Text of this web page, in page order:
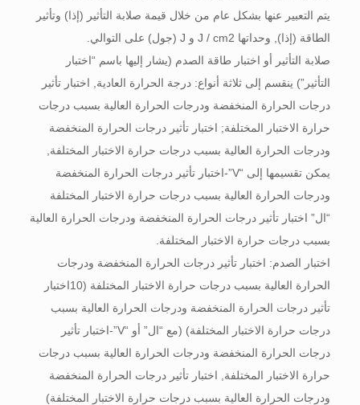
يتم التعبير عنها بشكل عام من خلال قيمة صلابة التأثير (إذا) وتأثير
الطاقة (إذا), وحداتها J / cm2 و J (جول) على التوالي.
صلابة التأثير أو اختبار طاقة الصدم (يشار إليها باسم “اختبار
التأثير”) ينقسم إلى ثلاثة أنواع: درجة الحرارة العادية, اختبار تأثير
درجات الحرارة المنخفضة ودرجات الحرارة العالية بسبب درجات
حرارة الاختبار المختلفة; اختبار تأثير درجات الحرارة المنخفضة
ودرجات الحرارة العالية بسبب درجات حرارة الاختبار المختلفة,
يمكن تقسيمها إلى “V”-اختبار تأثير درجات الحرارة المنخفضة
ودرجات الحرارة العالية بسبب درجات حرارة الاختبار المختلفة
“ال” اختبار تأثير درجات الحرارة المنخفضة ودرجات الحرارة العالية
بسبب درجات حرارة الاختبار المختلفة.
اختبار الصدم: اختبار تأثير درجات الحرارة المنخفضة ودرجات
الحرارة العالية بسبب درجات حرارة الاختبار المختلفة (10اختبار
تأثير درجات الحرارة المنخفضة ودرجات الحرارة العالية بسبب
درجات حرارة الاختبار المختلفة) (مع “ال” أو “V”-اختبار تأثير
درجات الحرارة المنخفضة ودرجات الحرارة العالية بسبب درجات
حرارة الاختبار المختلفة, اختبار تأثير درجات الحرارة المنخفضة
ودرجات الحرارة العالية بسبب درجات حرارة الاختبار المختلفة)